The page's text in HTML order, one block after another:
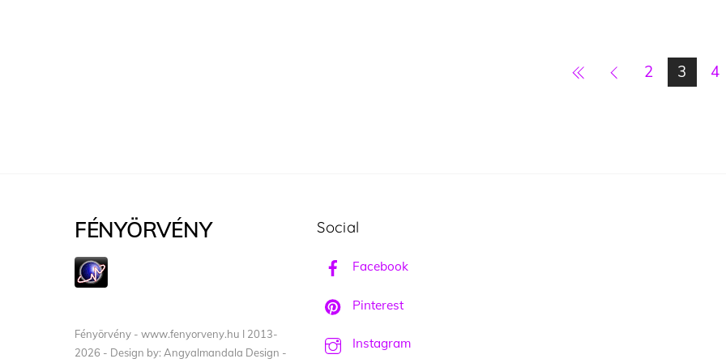
2 3 4
FÉNYÖRVÉNY
Fényörvény - www.fenyorveny.hu I 2013-
2026 - Design by: Angyalmandala Design -
Social
Facebook
Pinterest
Instagram